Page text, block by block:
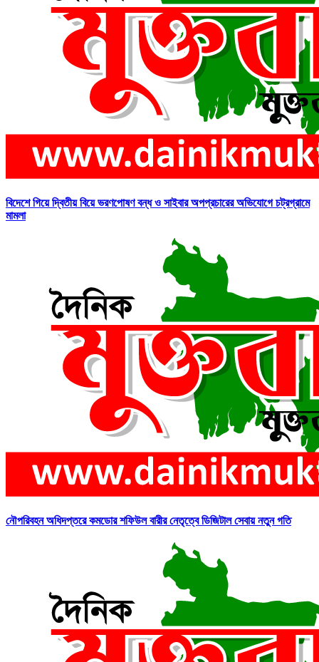
বিদেশে গিয়ে দ্বিতীয় বিয়ে ভরণপোষণ বন্ধ ও সাইবার অপপ্রচারের অভিযোগে চট্রগ্রামে
মামলা
নৌপরিবহন অধিদপ্তরে কমডোর শফিউল বারীর নেতৃত্বে ডিজিটাল সেবায় নতুন গতি